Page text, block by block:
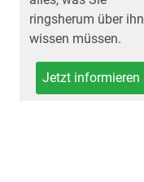
ringsherum über ihn
wissen müssen.
Jetzt informieren